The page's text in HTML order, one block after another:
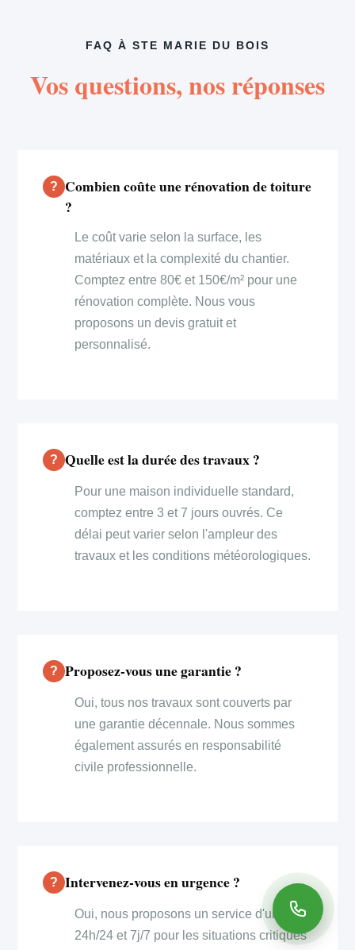
FAQ À STE MARIE DU BOIS
Vos questions, nos réponses
Combien coûte une rénovation de toiture
?
Le coût varie selon la surface, les
matériaux et la complexité du chantier.
Comptez entre 80€ et 150€/m² pour une
rénovation complète. Nous vous
proposons un devis gratuit et
personnalisé.
Quelle est la durée des travaux ?
Pour une maison individuelle standard,
comptez entre 3 et 7 jours ouvrés. Ce
délai peut varier selon l'ampleur des
travaux et les conditions météorologiques.
Proposez-vous une garantie ?
Oui, tous nos travaux sont couverts par
une garantie décennale. Nous sommes
également assurés en responsabilité
civile professionnelle.
Intervenez-vous en urgence ?
Oui, nous proposons un service d'urgence
24h/24 et 7j/7 pour les situations critiques